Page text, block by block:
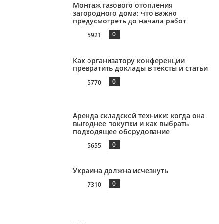
Монтаж газового отопления
загородного дома: что важно
предусмотреть до начала работ
5921 0
Как организатору конференции
превратить доклады в тексты и статьи
5770 0
Аренда складской техники: когда она
выгоднее покупки и как выбрать
подходящее оборудование
5655 0
Украина должна исчезнуть
7310 0